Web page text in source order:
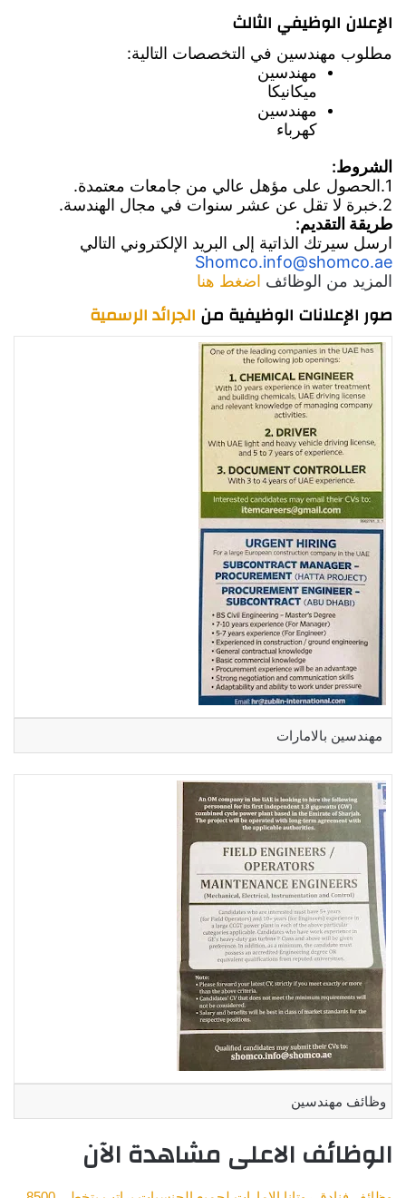
الإعلان الوظيفي الثالث
مطلوب مهندسين في التخصصات التالية:
مهندسين
ميكانيكا
مهندسين
كهرباء
الشروط:
1.الحصول على مؤهل عالي من جامعات معتمدة.
2.خبرة لا تقل عن عشر سنوات في مجال الهندسة.
طريقة التقديم:
ارسل سيرتك الذاتية إلى البريد الإلكتروني التالي
Shomco.info@shomco.ae
المزيد من الوظائف اضغط هنا
صور الإعلانات الوظيفية من الجرائد الرسمية
مهندسين بالامارات
وظائف مهندسين
الوظائف الاعلى مشاهدة الآن